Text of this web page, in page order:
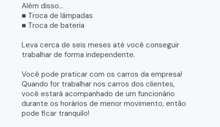
Além disso...
■ Troca de lâmpadas
■ Troca de bateria
Leva cerca de seis meses até você conseguir
trabalhar de forma independente.
Você pode praticar com os carros da empresa!
Quando for trabalhar nos carros dos clientes,
você estará acompanhado de um funcionário
durante os horários de menor movimento, então
pode ficar tranquilo!